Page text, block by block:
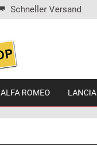
Schneller Versand
ALFA ROMEO LANCIA